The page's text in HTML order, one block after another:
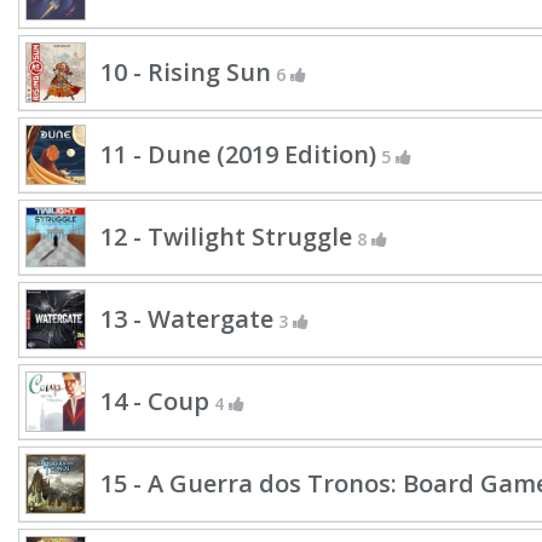
10 - Rising Sun 6
11 - Dune (2019 Edition) 5
12 - Twilight Struggle 8
13 - Watergate 3
14 - Coup 4
15 - A Guerra dos Tronos: Board